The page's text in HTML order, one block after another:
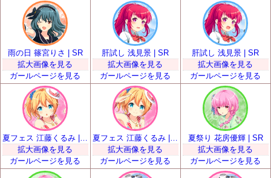
雨の日 篠宮りさ | SR
拡大画像を見る
ガールページを見る
肝試し 浅見景 | SR
拡大画像を見る
ガールページを見る
肝試し 浅見景 | SR
拡大画像を見る
ガールページを見る
拡大画像を見る
ガールページを見る
夏フェス 江藤くるみ | SR
拡大画像を見る
ガールページを見る
夏祭り 花房優輝 | SR
拡大画像を見る
ガールページを見る